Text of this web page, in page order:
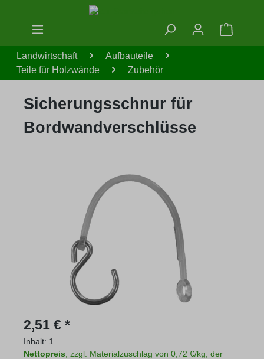
Zum Hauptinhalt springen
Landwirtschaft
Aufbauteile
Teile für Holzwände
Zubehör
Sicherungsschnur für
Bordwandverschlüsse
Bildergalerie überspringen
Regulärer Preis:
2,51 € *
Inhalt: 1
Nettopreis , zzgl. Materialzuschlag von 0,72 €/kg, der